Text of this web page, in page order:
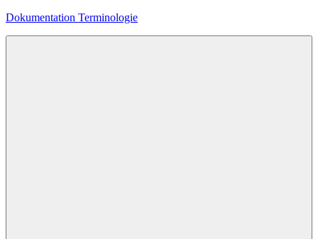
Zum
Dokumentation Terminologie